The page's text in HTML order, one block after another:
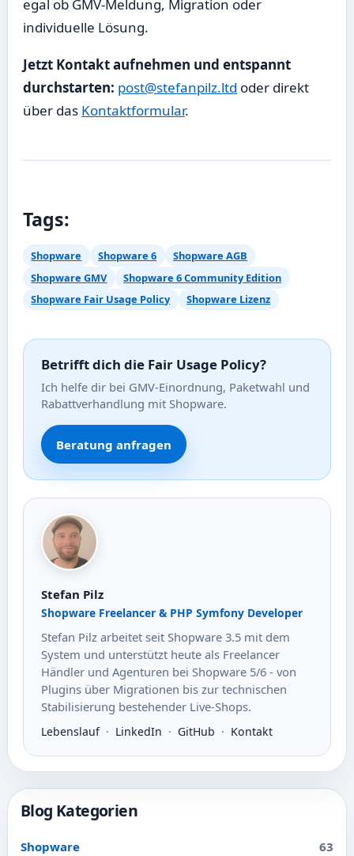
Blog Kategorien
Shopware 63
egal ob GMV-Meldung, Migration oder
individuelle Lösung.
Jetzt Kontakt aufnehmen und entspannt
durchstarten: post@stefanpilz.ltd oder direkt
über das Kontaktformular.
Tags:
Shopware Shopware 6
Shopware AGB
Shopware GMV
Shopware 6 Community Edition
Shopware Fair Usage Policy
Shopware Lizenz
Betrifft dich die Fair Usage Policy?
Ich helfe dir bei GMV-Einordnung, Paketwahl und
Rabattverhandlung mit Shopware.
Beratung anfragen
Stefan Pilz
Shopware Freelancer & PHP Symfony Developer
Stefan Pilz arbeitet seit Shopware 3.5 mit dem
System und unterstützt heute als Freelancer
Händler und Agenturen bei Shopware 5/6 - von
Plugins über Migrationen bis zur technischen
Stabilisierung bestehender Live-Shops.
Lebenslauf · LinkedIn · GitHub · Kontakt